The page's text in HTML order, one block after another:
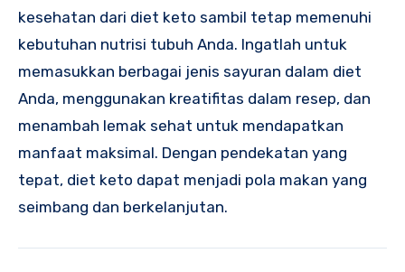
kesehatan dari diet keto sambil tetap memenuhi
kebutuhan nutrisi tubuh Anda. Ingatlah untuk
memasukkan berbagai jenis sayuran dalam diet
Anda, menggunakan kreatifitas dalam resep, dan
menambah lemak sehat untuk mendapatkan
manfaat maksimal. Dengan pendekatan yang
tepat, diet keto dapat menjadi pola makan yang
seimbang dan berkelanjutan.